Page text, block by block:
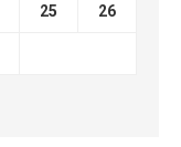
25 26